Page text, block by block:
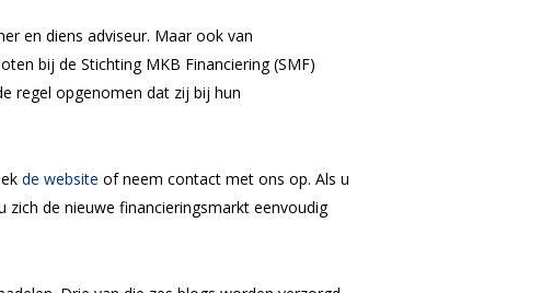
en diens adviseur. Maar ook van
bij de Stichting MKB Financiering (SMF)
regel opgenomen dat zij bij hun
de website of neem contact met ons op. Als u
de nieuwe financieringsmarkt eenvoudig